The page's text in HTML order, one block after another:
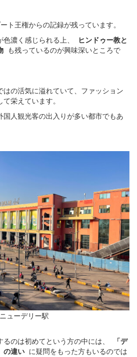
ト王権からの記録が残っています。
濃く感じられる上、 ヒンドゥー教と
も残っているのが興味深いところで
はの活気に溢れていて、ファッション
栄えています。
人観光客の出入りが多い都市でもあ
ニューデリー駅
るのは初めてという方の中には、
「デ
の違い に疑問をもった方もいるのでは